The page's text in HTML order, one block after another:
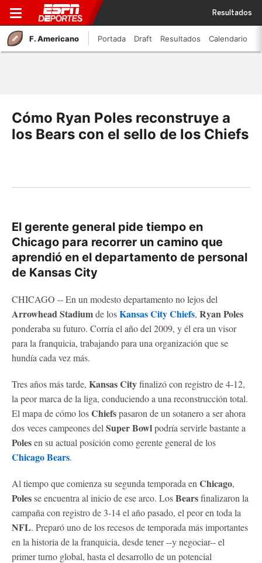
Resultados
F. Americano Portada Draft Resultados Calendario
Cómo Ryan Poles reconstruye a
los Bears con el sello de los Chiefs
El gerente general pide tiempo en
Chicago para recorrer un camino que
aprendió en el departamento de personal
de Kansas City
CHICAGO -- En un modesto departamento no lejos del
Arrowhead Stadiumde losKansas City Chiefs, RyanPoles
ponderaba su futuro. Corría el año del 2009, y él era un visor
para la franquicia, trabajando para una organización que se
hundía cada vez más.
Tres años más tarde, Kansas Cityfinalizó con registro de 4-12,
la peor marca de la liga, conduciendo a una reconstrucción total.
El mapa de cómo losChiefspasaron de un sotanero a ser ahora
dos veces campeones del Super Bowlpodría servirle bastante a
Polesen su actual posición como gerente general de los
Chicago Bears.
Al tiempo que comienza su segunda temporada en Chicago,
Polesse encuentra al inicio de ese arco. LosBearsfinalizaron la
campaña con registro de 3-14 el año pasado, el peor en toda la
NFL. Preparó uno de los recesos de temporada más importantes
en la historia de la franquicia, desde tener --y negociar-- el
primer turno global, hasta el desarrollo de un potencial